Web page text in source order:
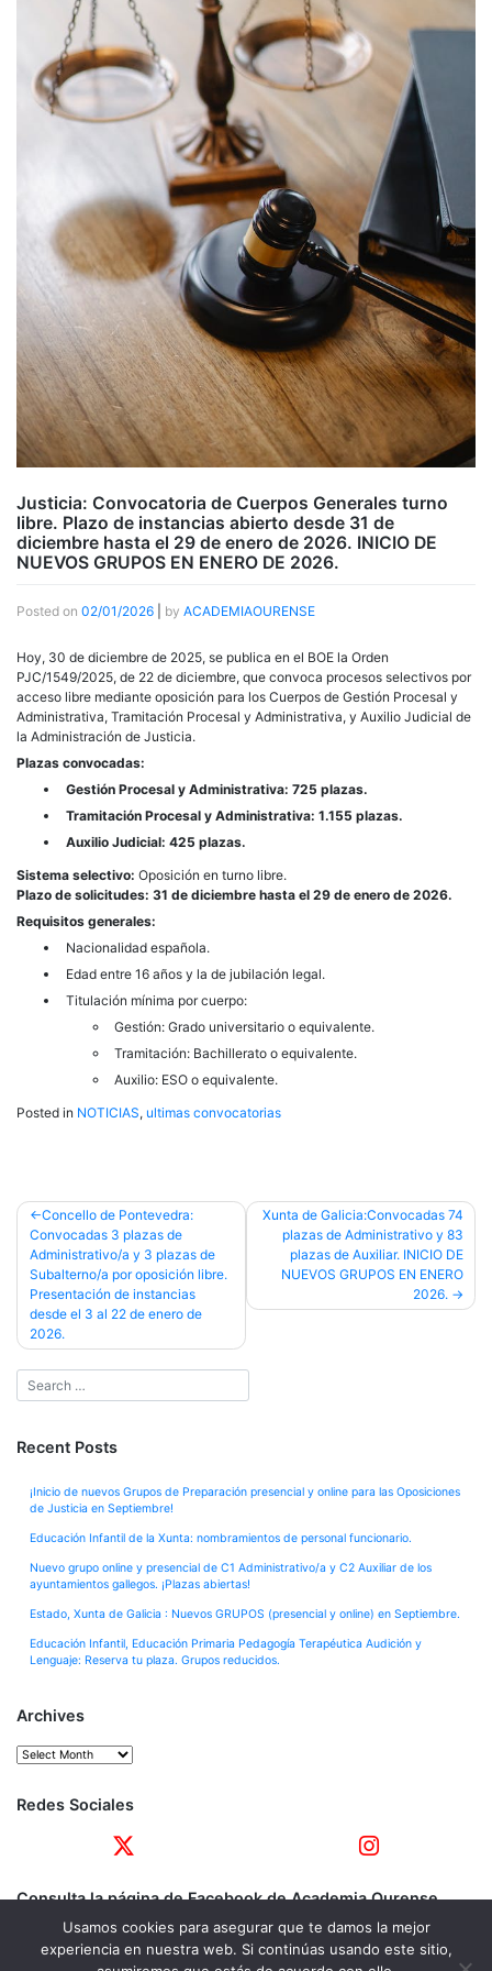
Justicia: Convocatoria de Cuerpos Generales turno
libre. Plazo de instancias abierto desde 31 de
diciembre hasta el 29 de enero de 2026. INICIO DE
NUEVOS GRUPOS EN ENERO DE 2026.
Posted on 02/01/2026 by ACADEMIAOURENSE
Hoy, 30 de diciembre de 2025, se publica en el BOE la Orden
PJC/1549/2025, de 22 de diciembre, que convoca procesos selectivos por
acceso libre mediante oposición para los Cuerpos de Gestión Procesal y
Administrativa, Tramitación Procesal y Administrativa, y Auxilio Judicial de
la Administración de Justicia.
Plazas convocadas:
Gestión Procesal y Administrativa: 725 plazas.
Tramitación Procesal y Administrativa: 1.155 plazas.
Auxilio Judicial: 425 plazas.
Sistema selectivo: Oposición en turno libre.
Plazo de solicitudes: 31 de diciembre hasta el 29 de enero de 2026.
Requisitos generales:
Nacionalidad española.
Edad entre 16 años y la de jubilación legal.
Titulación mínima por cuerpo:
Gestión: Grado universitario o equivalente.
Tramitación: Bachillerato o equivalente.
Auxilio: ESO o equivalente.
Posted in NOTICIAS, ultimas convocatorias
Post
navigation
Concello de Pontevedra:
Convocadas 3 plazas de
Administrativo/a y 3 plazas de
Subalterno/a por oposición libre.
Presentación de instancias
desde el 3 al 22 de enero de
2026.
Xunta de Galicia:Convocadas 74
plazas de Administrativo y 83
plazas de Auxiliar. INICIO DE
NUEVOS GRUPOS EN ENERO
2026.
Recent Posts
¡Inicio de nuevos Grupos de Preparación presencial y online para las Oposiciones
de Justicia en Septiembre!
Educación Infantil de la Xunta: nombramientos de personal funcionario.
Nuevo grupo online y presencial de C1 Administrativo/a y C2 Auxiliar de los
ayuntamientos gallegos. ¡Plazas abiertas!
Estado, Xunta de Galicia : Nuevos GRUPOS (presencial y online) en Septiembre.
Educación Infantil, Educación Primaria Pedagogía Terapéutica Audición y
Lenguaje: Reserva tu plaza. Grupos reducidos.
Archives
Archives
Redes Sociales
Consulta la página de Facebook de Academia Ourense
Usamos cookies para asegurar que te damos la mejor
experiencia en nuestra web. Si continúas usando este sitio,